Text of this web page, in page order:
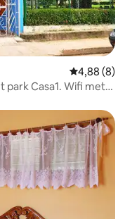
Gemiddelde
4,88 (8)
Casa1. Wifi met